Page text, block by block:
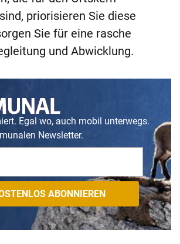
priorisieren Sie diese
Sie für eine rasche
und Abwicklung.
Egal wo, auch mobil unterwegs.
Newsletter.